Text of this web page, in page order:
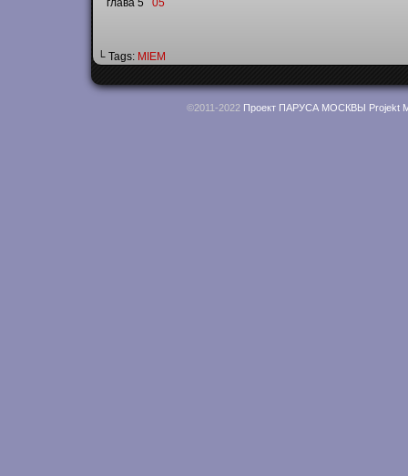
глава 5 05
└ Tags: MIEM
©2011-2022 Проект ПАРУСА МОСКВЫ Projekt